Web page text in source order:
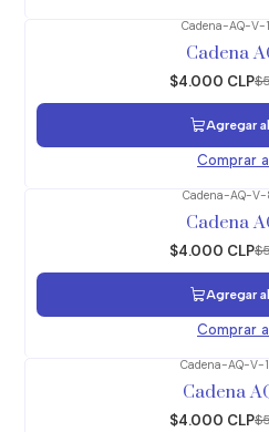
Cadena-AQ-V-
Cadena
$4.000 CLP
Agregar
Comprar
Cadena-AQ-V-
Cadena
$4.000 CLP
Agregar
Comprar
Cadena-AQ-V-
Cadena
$4.000 CLP